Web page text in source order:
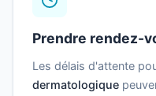
Prendre rendez-
Les délais d'attente
dermatologique